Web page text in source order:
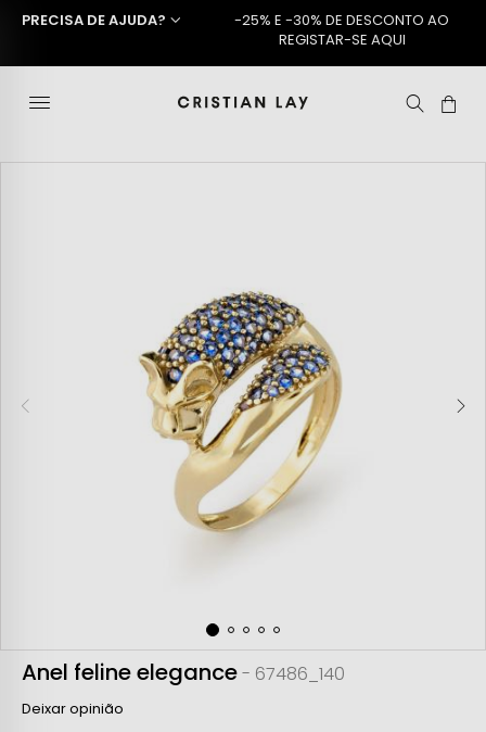
PRECISA DE AJUDA?
-25% E -30% DE DESCONTO AO
REGISTAR-SE AQUI
Anel feline elegance- 67486_140
Deixar opinião